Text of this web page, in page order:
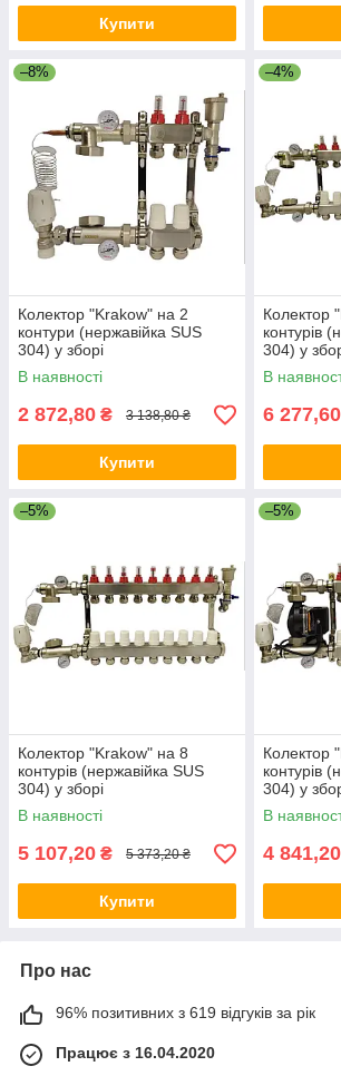
Купити
–8%
Колектор "Krakow" на 2
контури (нержавійка SUS
304) у зборі
В наявності
2 872,80 ₴ 3 138,80 ₴
Купити
–4%
Колектор
контурів
304) у
В
6 277,60
–5%
Колектор "Krakow" на 8
контурів (нержавійка SUS
304) у зборі
В наявності
5 107,20 ₴ 5 373,20 ₴
Купити
–5%
Колектор
контурів
304) у
В
4 841,20
Про нас
96% позитивних з 619 відгуків за рік
Працює з 16.04.2020